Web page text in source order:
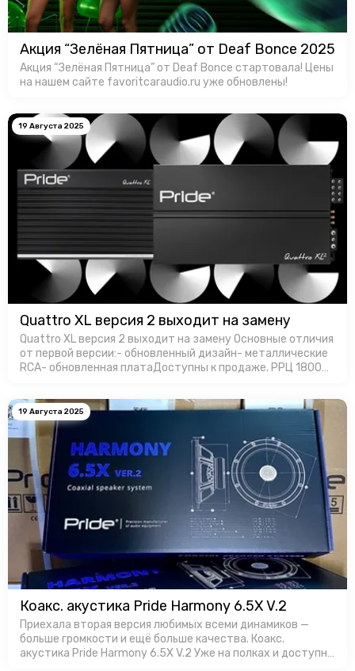
Акция “Зелёная Пятница” от Deaf Bonce 2025
Акция “Зелёная Пятница” от Deaf Bonce стартовала! Цены
на нашем сайте favoritcaraudio.ru уже обновлены!
19 Августа 2025
Quattro XL версия 2 выходит на замену
Quattro XL версия 2 выходит на замену Основные отличия
от первой версии:- обновленный дизайн- металлические
RCA- обновленная платаДоступны к продаже. РРЦ 18000
19 Августа 2025
Коакс. акустика Pride Harmony 6.5X V.2
Приехала вторая версия любимых всеми динамиков —
больше громкости и ещё больше качества. Коакс.
акустика Pride Harmony 6.5X V.2 Уже на полках и доступны